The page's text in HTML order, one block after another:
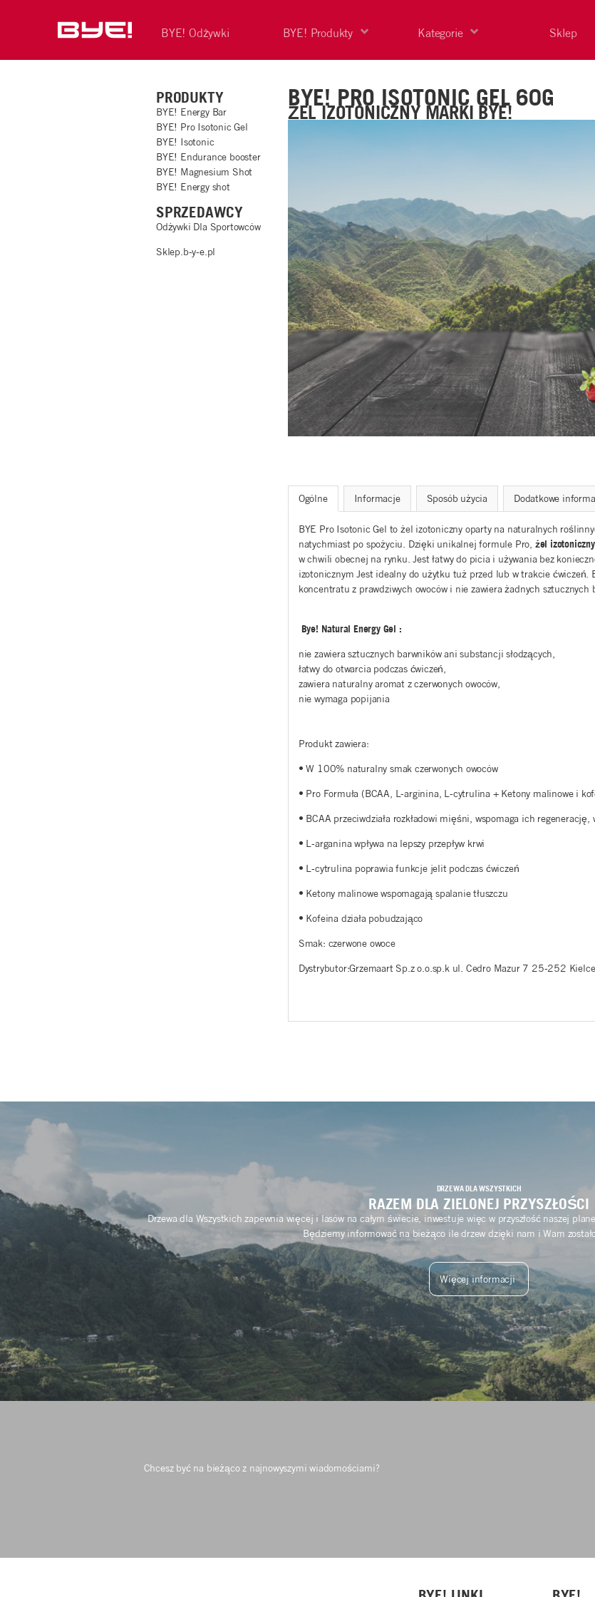
BYE! Odżywki BYE! Produkty Kategorie Sklep
PRODUKTY
BYE! Energy Bar
BYE! Pro Isotonic Gel
BYE! Isotonic
BYE! Endurance booster
BYE! Magnesium Shot
BYE! Energy shot
SPRZEDAWCY
Odżywki Dla Sportowców
Sklep.b-y-e.pl
BYE! PRO ISOTONIC GEL 60G
ŻEL IZOTONICZNY MARKI BYE!
Ogólne Informacje Sposób użycia Dodatkowe
BYE Pro Isotonic Gel to żel izotoniczny oparty na naturalnych
natychmiast po spożyciu. Dzięki unikalnej formule Pro, żel
w chwili obecnej na rynku. Jest łatwy do picia i używania bez
izotonicznym Jest idealny do użytku tuż przed lub w trakcie ćwiczeń.
koncentratu z prawdziwych owoców i nie zawiera żadnych sztucznych
Bye! Natural Energy Gel :
nie zawiera sztucznych barwników ani substancji słodzących,
łatwy do otwarcia podczas ćwiczeń,
zawiera naturalny aromat z czerwonych owoców,
nie wymaga popijania
Produkt zawiera:
• W 100% naturalny smak czerwonych owoców
• Pro Formuła (BCAA, L-arginina, L-cytrulina +Ketony malinowei
• BCAA przeciwdziała rozkładowi mięśni, wspomaga ich regenerację,
• L-arganina wpływa na lepszy przepływ krwi
• L-cytrulina poprawia funkcje jelit podczas ćwiczeń
• Ketony malinowe wspomagają spalanie tłuszczu
• Kofeina działa pobudzająco
Smak: czerwone owoce
Dystrybutor:Grzemaart Sp.z o.o.sp.k ul. Cedro Mazur 7 25-252 Kielce
DRZEWA DLA WSZYSTKICH
RAZEM DLA ZIELONEJ PRZYSZŁOŚCI
Drzewa dla Wszystkich zapewnia więcej i lasów na całym świecie, inwestuje więc w przyszłość naszej
Będziemy informować na bieżąco ile drzew dzięki nam i Wam
Więcej informacji
Chcesz być na bieżąco z najnowyszymi wiadomościami?